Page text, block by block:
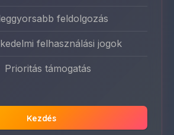
feldolgozás
felhasználási jogok
Prioritás támogatás
Kezdés